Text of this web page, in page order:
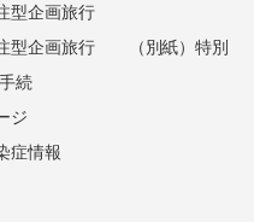
型企画旅行
型企画旅行
（別紙）特別
続
ジ
症情報